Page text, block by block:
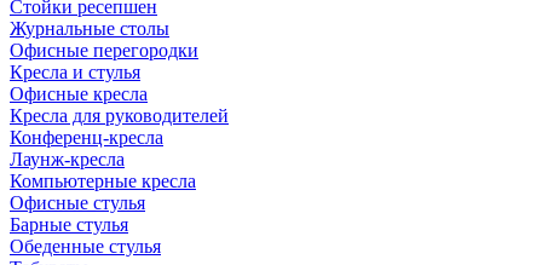
Стойки ресепшен
Журнальные столы
Офисные перегородки
Кресла и стулья
Офисные кресла
Кресла для руководителей
Конференц-кресла
Лаунж-кресла
Компьютерные кресла
Офисные стулья
Барные стулья
Обеденные стулья